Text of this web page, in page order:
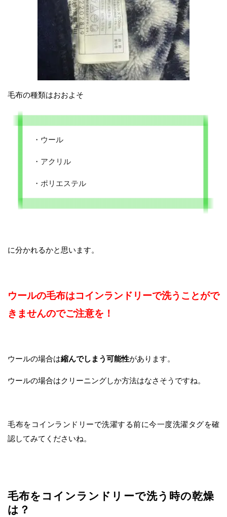
毛布の種類はおおよそ
・ウール
・アクリル
・ポリエステル
に分かれるかと思います。
ウールの毛布はコインランドリーで洗うことがで
きませんのでご注意を！
ウールの場合は縮んでしまう可能性があります。
ウールの場合はクリーニングしか方法はなさそうですね。
毛布をコインランドリーで洗濯する前に今一度洗濯タグを確
認してみてくださいね。
毛布をコインランドリーで洗う時の乾燥
は？